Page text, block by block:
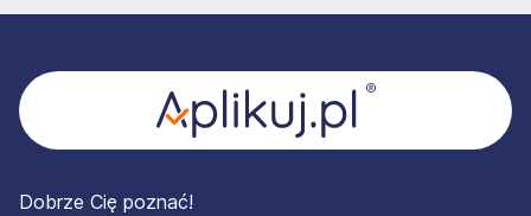
Dobrze Cię poznać!